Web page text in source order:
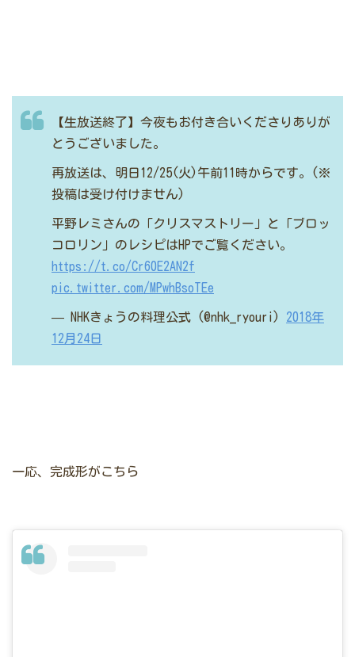
【生放送終了】今夜もお付き合いくださりありが
とうございました。
再放送は、明日12/25(火)午前11時からです。(※
投稿は受け付けません)
平野レミさんの「クリスマストリー」と「ブロッ
コロリン」のレシピはHPでご覧ください。
https://t.co/Cr60E2AN2f
pic.twitter.com/MPwhBsoTEe
— NHKきょうの料理公式 (@nhk_ryouri) 2018年
12月24日
一応、完成形がこちら